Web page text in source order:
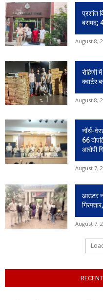
प्रशांत
बरामद;
August 8,
क्वार्टर
August 8,
नॉर्थ-
66
आरोपी
August 7,
आउटर
August 7,